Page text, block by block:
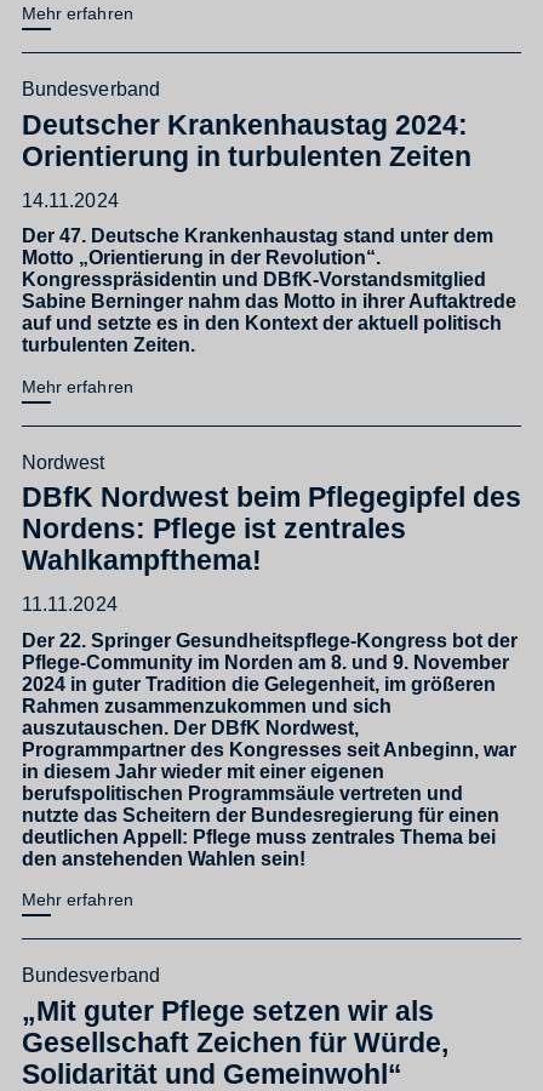
Mehr erfahren
Bundesverband
Deutscher Krankenhaustag 2024:
Orientierung in turbulenten Zeiten
14.11.2024
Der 47. Deutsche Krankenhaustag stand unter dem
Motto „Orientierung in der Revolution“.
Kongresspräsidentin und DBfK-Vorstandsmitglied
Sabine Berninger nahm das Motto in ihrer Auftaktrede
auf und setzte es in den Kontext der aktuell politisch
turbulenten Zeiten.
Mehr erfahren
Nordwest
DBfK Nordwest beim Pflegegipfel des
Nordens: Pflege ist zentrales
Wahlkampfthema!
11.11.2024
Der 22. Springer Gesundheitspflege-Kongress bot der
Pflege-Community im Norden am 8. und 9. November
2024 in guter Tradition die Gelegenheit, im größeren
Rahmen zusammenzukommen und sich
auszutauschen. Der DBfK Nordwest,
Programmpartner des Kongresses seit Anbeginn, war
in diesem Jahr wieder mit einer eigenen
berufspolitischen Programmsäule vertreten und
nutzte das Scheitern der Bundesregierung für einen
deutlichen Appell: Pflege muss zentrales Thema bei
den anstehenden Wahlen sein!
Mehr erfahren
Bundesverband
„Mit guter Pflege setzen wir als
Gesellschaft Zeichen für Würde,
Solidarität und Gemeinwohl“